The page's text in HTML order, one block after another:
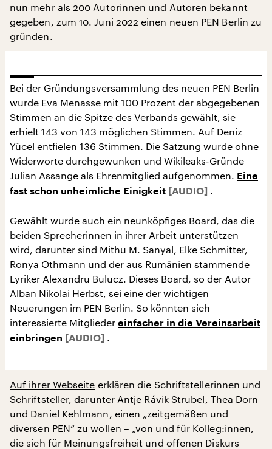
nun mehr als 200 Autorinnen und Autoren bekannt
gegeben, zum 10. Juni 2022 einen neuen PEN Berlin zu
gründen.
Bei der Gründungsversammlung des neuen PEN Berlin
wurde Eva Menasse mit 100 Prozent der abgegebenen
Stimmen an die Spitze des Verbands gewählt, sie
erhielt 143 von 143 möglichen Stimmen. Auf Deniz
Yücel entfielen 136 Stimmen. Die Satzung wurde ohne
Widerworte durchgewunken und Wikileaks-Gründe
Julian Assange als Ehrenmitglied aufgenommen. Eine
fast schon unheimliche Einigkeit
.
Gewählt wurde auch ein neunköpfiges Board, das die
beiden Sprecherinnen in ihrer Arbeit unterstützen
wird, darunter sind Mithu M. Sanyal, Elke Schmitter,
Ronya Othmann und der aus Rumänien stammende
Lyriker Alexandru Bulucz. Dieses Board, so der Autor
Alban Nikolai Herbst, sei eine der wichtigen
Neuerungen im PEN Berlin. So könnten sich
interessierte Mitglieder einfacher in die Vereinsarbeit
einbringen
.
Auf ihrer Webseite erklären die Schriftstellerinnen und
Schriftsteller, darunter Antje Rávik Strubel, Thea Dorn
und Daniel Kehlmann, einen „zeitgemäßen und
diversen PEN“ zu wollen – „von und für Kolleg:innen,
die sich für Meinungsfreiheit und offenen Diskurs